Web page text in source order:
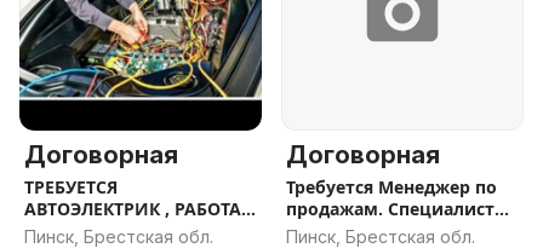
Договорная
ТРЕБУЕТСЯ
АВТОЭЛЕКТРИК , РАБОТА ,
ВАКАНСИЯ
Пинск, Брестская обл.
Договорная
Требуется Менеджер по
продажам. Специалист
по продажам
Пинск, Брестская обл.